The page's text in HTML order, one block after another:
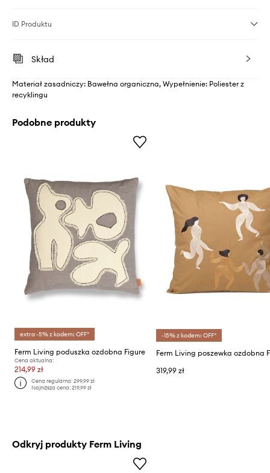
ID Produktu
Skład
Materiał zasadniczy: Bawełna organiczna, Wypełnienie: Poliester z
recyklingu
Podobne produkty
extra -5% z kodem: OFF*
Ferm Living poduszka ozdobna Figure
Cena aktualna:
214,99 zł
Cena regularna:299,99 zł
Najniższa cena:219,99 zł
-15% z kodem: OFF*
Ferm Living poszewka ozdobna
319,99 zł
Odkryj produkty Ferm Living